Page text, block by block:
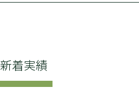
納品までの流れ
新着実績